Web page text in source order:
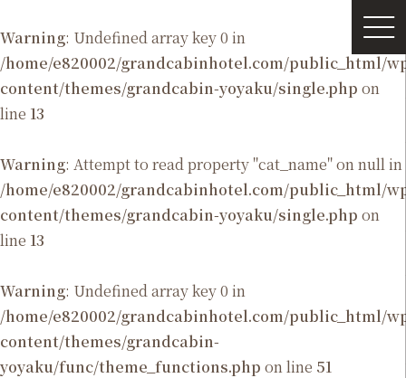
Warning: Undefined array key 0 in
/home/e820002/grandcabinhotel.com/public_html/
content/themes/grandcabin-yoyaku/single.php on
line 13
Warning: Attempt to read property "cat_name" on null in
/home/e820002/grandcabinhotel.com/public_html/
content/themes/grandcabin-yoyaku/single.php on
line 13
Warning: Undefined array key 0 in
/home/e820002/grandcabinhotel.com/public_html/
content/themes/grandcabin-
yoyaku/func/theme_functions.php on line 51